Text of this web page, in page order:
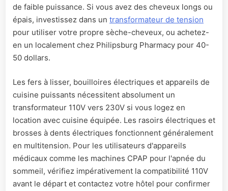
de faible puissance. Si vous avez des cheveux longs ou
épais, investissez dans un transformateur de tension
pour utiliser votre propre sèche-cheveux, ou achetez-
en un localement chez Philipsburg Pharmacy pour 40-
50 dollars.
Les fers à lisser, bouilloires électriques et appareils de
cuisine puissants nécessitent absolument un
transformateur 110V vers 230V si vous logez en
location avec cuisine équipée. Les rasoirs électriques et
brosses à dents électriques fonctionnent généralement
en multitension. Pour les utilisateurs d'appareils
médicaux comme les machines CPAP pour l'apnée du
sommeil, vérifiez impérativement la compatibilité 110V
avant le départ et contactez votre hôtel pour confirmer